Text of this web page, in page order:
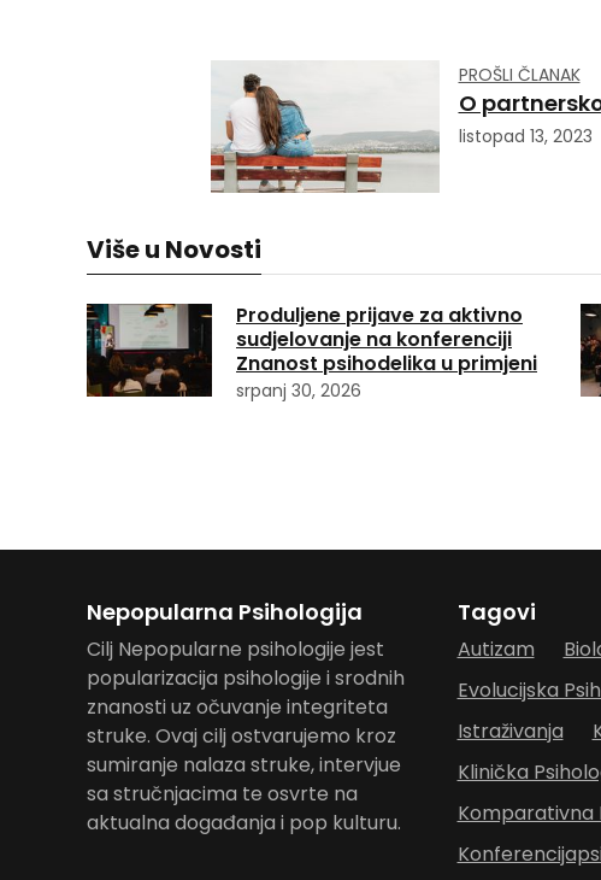
PROŠLI ČLANAK
O
listopad 13, 2023
Više u Novosti
Produljene prijave za aktivno
sudjelovanje na konferenciji
Znanost psihodelika u primjeni
srpanj 30, 2026
Nepopularna Psihologija
Cilj Nepopularne psihologije jest
popularizacija psihologije i srodnih
znanosti uz očuvanje integriteta
struke. Ovaj cilj ostvarujemo kroz
sumiranje nalaza struke, intervjue
sa stručnjacima te osvrte na
aktualna događanja i pop kulturu.
Tagovi
Autizam
Evolucijska
Istraživanja
Klinička
Komparativna